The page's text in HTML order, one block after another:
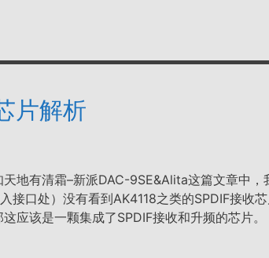
片解析
地有清霜–新派DAC-9SE&Alita这篇文章中，
接口处）没有看到AK4118之类的SPDIF接收
应该是一颗集成了SPDIF接收和升频的芯片。